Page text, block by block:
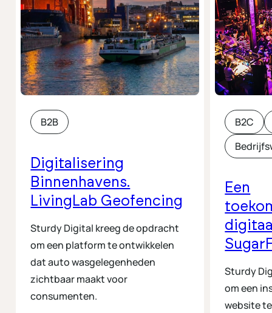
B2B
Digitalisering
Binnenhavens.
LivingLab Geofencing
Sturdy Digital kreeg de opdracht
om een platform te ontwikkelen
dat auto wasgelegenheden
zichtbaar maakt voor
consumenten.
B2C
Een
Sturdy
om een
website